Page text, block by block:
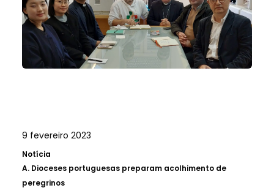
9 fevereiro 2023
Notícia
A. Dioceses portuguesas preparam acolhimento de
peregrinos